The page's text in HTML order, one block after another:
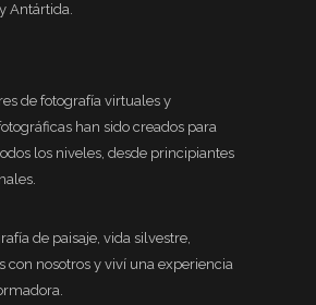
Antártida.
de fotografía virtuales y
han sido creados para
los niveles, desde principiantes
de paisaje, vida silvestre,
con nosotros y viví una experiencia